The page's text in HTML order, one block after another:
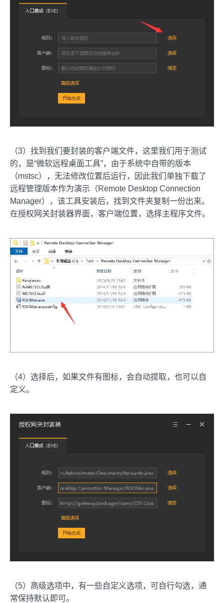
（3）找到我们要封装的客户端文件，这里我们用于测试
的，是“微软远程桌面工具”，由于系统中自带的版本
（mstsc），无法修改位置后运行，因此我们单独下载了
远程管理版本作为演示（Remote Desktop Connection
Manager），该工具安装后，找到文件夹复制一份出来。
在授权网关封装器界面，客户端位置，选择主程序文件。
（4）选择后，如果文件有图标，会自动提取，也可以自
定义。
（5）高级选项中，有一些自定义选项，可自行勾选，通
常保持默认即可。